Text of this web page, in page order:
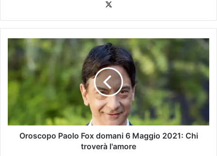
Oroscopo Paolo Fox domani 6 Maggio 2021: Chi
troverà l'amore